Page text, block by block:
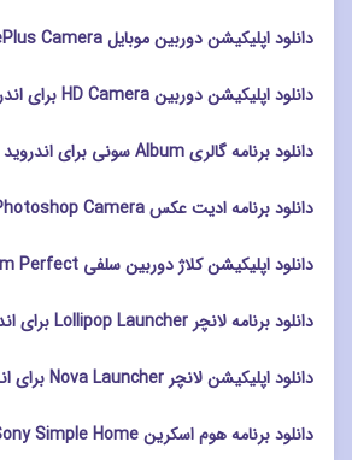
دانلود اپلیکیشن دوربین موبایل OnePlus Camera برای اندروید
دانلود اپلیکیشن دوربین HD Camera برای اندروید
دانلود برنامه گالری Album سونی برای اندروید
دانلود برنامه ادیت عکس Photoshop Camera برای اندروید
دانلود اپلیکیشن کلاژ دوربین سلفی YouCam Perfect برای اندروید
دانلود برنامه لانچر Lollipop Launcher برای اندروید
دانلود اپلیکیشن لانچر Nova Launcher برای اندروید
دانلود برنامه هوم اسکرین Sony Simple Home برای اندروید